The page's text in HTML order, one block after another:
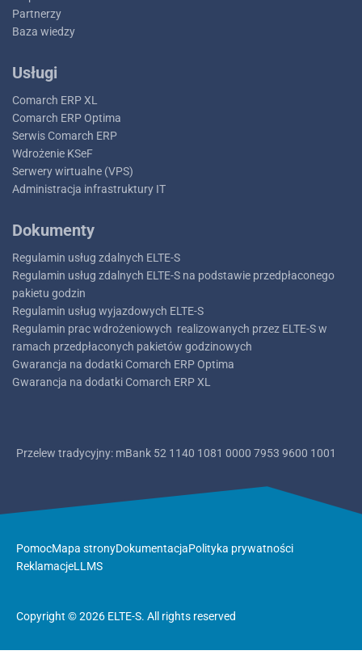
Do pobrania
Partnerzy
Baza wiedzy
Usługi
Comarch ERP Optima
Serwery wirtualne (VPS)
Administracja infrastruktury IT
Dokumenty
Regulamin usług zdalnych ELTE-S
Regulamin usług zdalnych ELTE-S na podstawie przedpłaconego
pakietu godzin
Regulamin usług wyjazdowych ELTE-S
Regulamin prac wdrożeniowych realizowanych przez ELTE-S w
ramach przedpłaconych pakietów godzinowych
Gwarancja na dodatki Comarch ERP Optima
Gwarancja na dodatki Comarch ERP XL
Przelew tradycyjny: mBank
Mapa strony Dokumentacja
Polityka prywatności
Reklamacje
Copyright © 2026 ELTE-S. All rights reserved